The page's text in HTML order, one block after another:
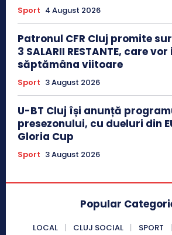
Sport 4 August 2026
Patronul CFR Cluj promite
3 SALARII RESTANTE, care
săptămâna viitoare
Sport 3 August 2026
U-BT Cluj își anunță
presezonului, cu dueluri din
Gloria Cup
Sport 3 August 2026
Popular
LOCAL CLUJ SOCIAL SPORT